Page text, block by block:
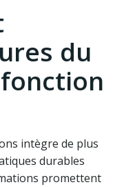
du
intègre de plus
durables
promettent